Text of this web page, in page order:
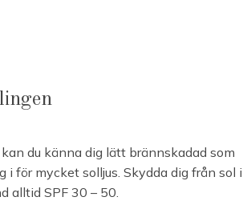
du känna dig lätt brännskadad som
i för mycket solljus. Skydda dig från sol i
alltid SPF 30 – 50.